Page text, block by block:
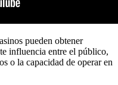
pueden obtener
influencia entre el público,
o la capacidad de operar en